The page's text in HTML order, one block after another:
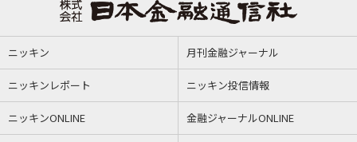
ニッキン 月刊金融ジャーナル
ニッキンレポート ニッキン投信情報
ニッキンONLINE 金融ジャーナルONLINE